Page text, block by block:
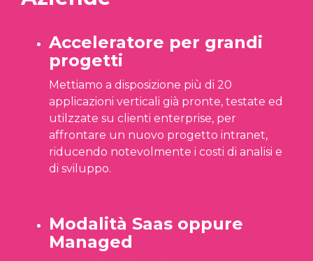
Acceleratore per grandi
progetti
Mettiamo a disposizione più di 20
applicazioni verticali già pronte, testate ed
utilzzate su clienti enterprise, per
affrontare un nuovo progetto intranet,
riducendo notevolmente i costi di analisi e
di sviluppo.
Modalità Saas oppure
Managed